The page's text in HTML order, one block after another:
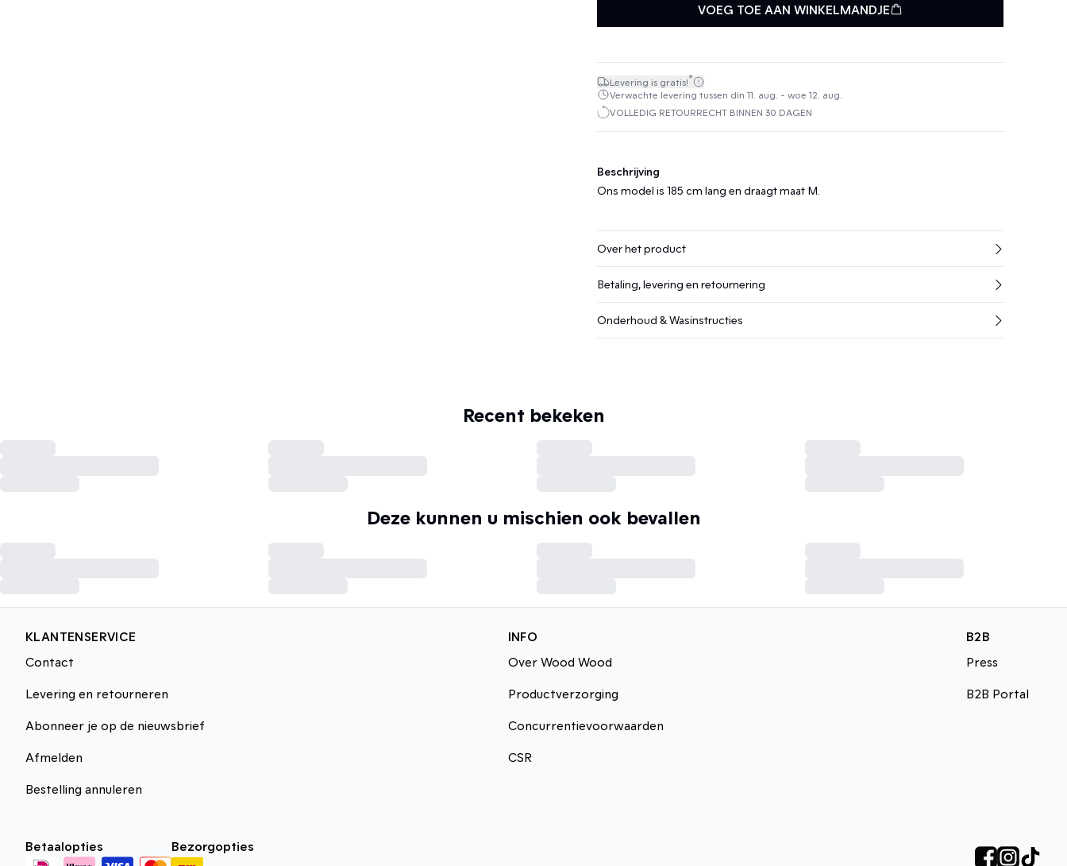
VOEG TOE AAN WINKELMANDJE
Levering is gratis!*
Verwachte levering tussen din 11. aug. - woe 12. aug.
VOLLEDIG RETOURRECHT BINNEN 30 DAGEN
Beschrijving
Ons model is 185 cm lang en draagt maat M.
Over het product
Betaling, levering en retournering
Onderhoud & Wasinstructies
Recent bekeken
Deze kunnen u mischien ook bevallen
KLANTENSERVICE
Contact
Levering en retourneren
Abonneer je op de nieuwsbrief
Afmelden
Bestelling annuleren
INFO
Over Wood Wood
Productverzorging
Concurrentievoorwaarden
CSR
B2B
Press
B2B Portal
Betaalopties Bezorgopties